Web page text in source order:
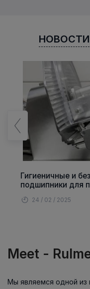
НОВОСТИ
Гигиеничные и
подшипники для
24 / 02 / 2025
Meet -
Мы являемся одной из